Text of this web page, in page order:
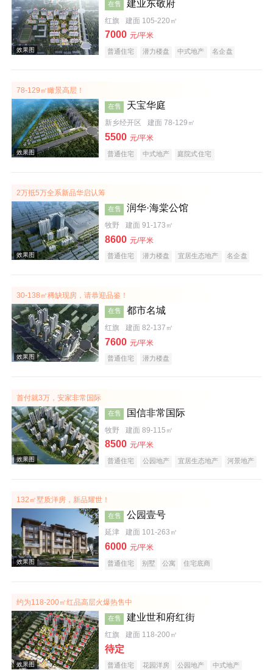
效果图
效果图
效果图
在售 建业东敬府
红旗 建面 105-220㎡
7000 元/平米
普通住宅 潜力楼盘 中式地产 名企盘
78-129㎡瞰景高层！
效果图
在售 天宝华庭
新乡经开区 建面 78-129㎡
5500 元/平米
普通住宅 中式地产 庭院式住宅
2万抵5万全系新品华启认筹
在售 润华·海棠公馆
牧野 建面 91-173㎡
8600 元/平米
普通住宅 潜力楼盘 宜居生态地产 名企盘
30-138㎡稀缺现房，请恭迎品鉴！
在售 都市名城
红旗 建面 82-137㎡
7600 元/平米
普通住宅 潜力楼盘
首付就3万，安家非常国际
在售 国信非常国际
牧野 建面 89-115㎡
8500 元/平米
普通住宅 公园地产 宜居生态地产 河景地产
132㎡墅质洋房，新品耀世！
在售 公园壹号
延津 建面 101-263㎡
6000 元/平米
普通住宅 别墅 公寓
住宅底商
约为118-200㎡红品高层火爆热售中
在售 建业世和府红街
红旗 建面 118-200㎡
待定
普通住宅 花园洋房 公园地产
中式地产